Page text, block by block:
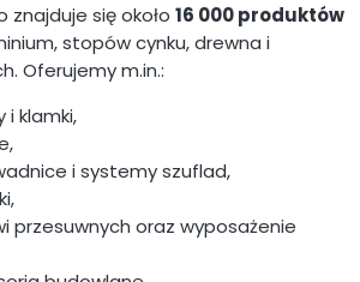
się około 16 000 produktów
stopów cynku, drewna i
Oferujemy m.in.:
i klamki,
i systemy szuflad,
przesuwnych oraz wyposażenie